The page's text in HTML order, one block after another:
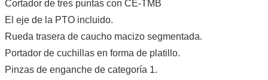
Cortador de tres puntas con CE-TMB
El eje de la PTO incluido.
Rueda trasera de caucho macizo segmentada.
Portador de cuchillas en forma de platillo.
Pinzas de enganche de categoría 1.